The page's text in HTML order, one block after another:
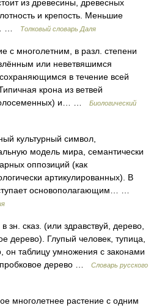
из древесины, древесных
и крепость. Меньшие
…
Толковый словарь Даля
с многолетним, в разл. степени
или неветвяшимся
в течение всей
крона из ветвей
и… …
Биологический
культурный символ,
модель мира, семантически
оппозиций (как
артикулированных). В
основополагающим… …
сказ. (или здравствуй, дерево,
дерево). Глупый человек, тупица,
он таблицу умножения с законами
пробковое дерево …
Словарь русского
многолетнее растение с одним